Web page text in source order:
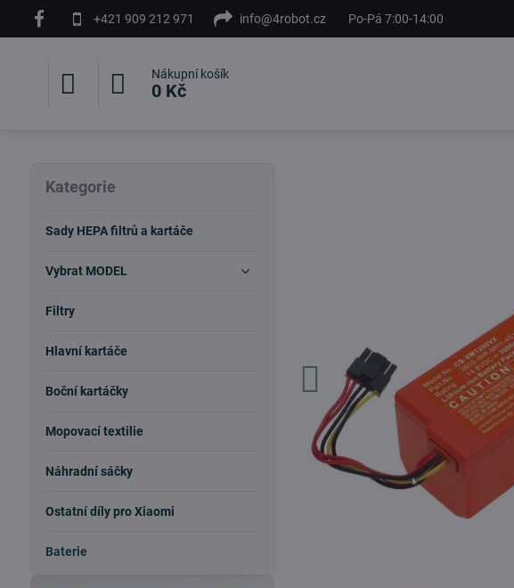
+421 909 212 971 info@4robot.cz Po-Pá 7:00-14:00
Nákupní košík
0 Kč
Kategorie
Sady HEPA filtrů a kartáče
Vybrat MODEL
Filtry
Hlavní kartáče
Boční kartáčky
Mopovací textilie
Náhradní sáčky
Ostatní díly pro Xiaomi
Baterie